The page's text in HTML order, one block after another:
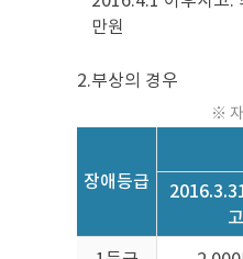
만원
2.부상의 경우
※
장애등급
고